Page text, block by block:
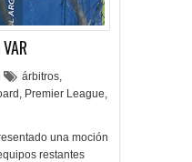
árbitros,
, Premier League,
una moción
restantes